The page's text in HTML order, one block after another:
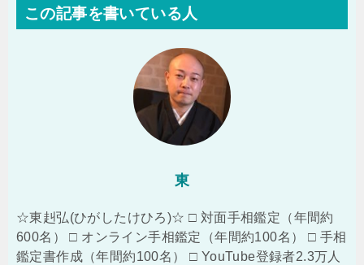
この記事を書いている人
東
☆東赳弘(ひがしたけひろ)☆ □ 対面手相鑑定（年間約
600名） □ オンライン手相鑑定（年間約100名） □ 手相
鑑定書作成（年間約100名） □ YouTube登録者2.3万人